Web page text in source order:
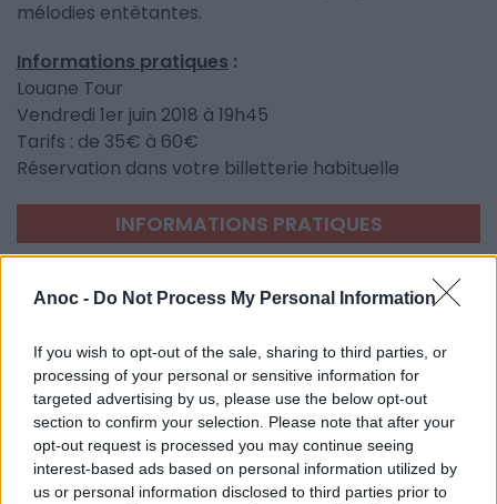
Anoc - Do Not Process My Personal Information
If you wish to opt-out of the sale, sharing to third parties, or
processing of your personal or sensitive information for
targeted advertising by us, please use the below opt-out
section to confirm your selection. Please note that after your
opt-out request is processed you may continue seeing
interest-based ads based on personal information utilized by
us or personal information disclosed to third parties prior to
mélodies entêtantes.
Informations pratiques :
Louane Tour
Vendredi 1er juin 2018 à 19h45
Tarifs : de 35€ à 60€
Réservation dans votre billetterie habituelle
INFORMATIONS PRATIQUES
Le 1er juin 2018
À 19h45
LIEU
Le Zénith Sud
2733 Avenue Albert Einstein
34000 Montpellier
Calcul d'itinéraire
ACCÈS
Bus n°9 - Zenith Sud